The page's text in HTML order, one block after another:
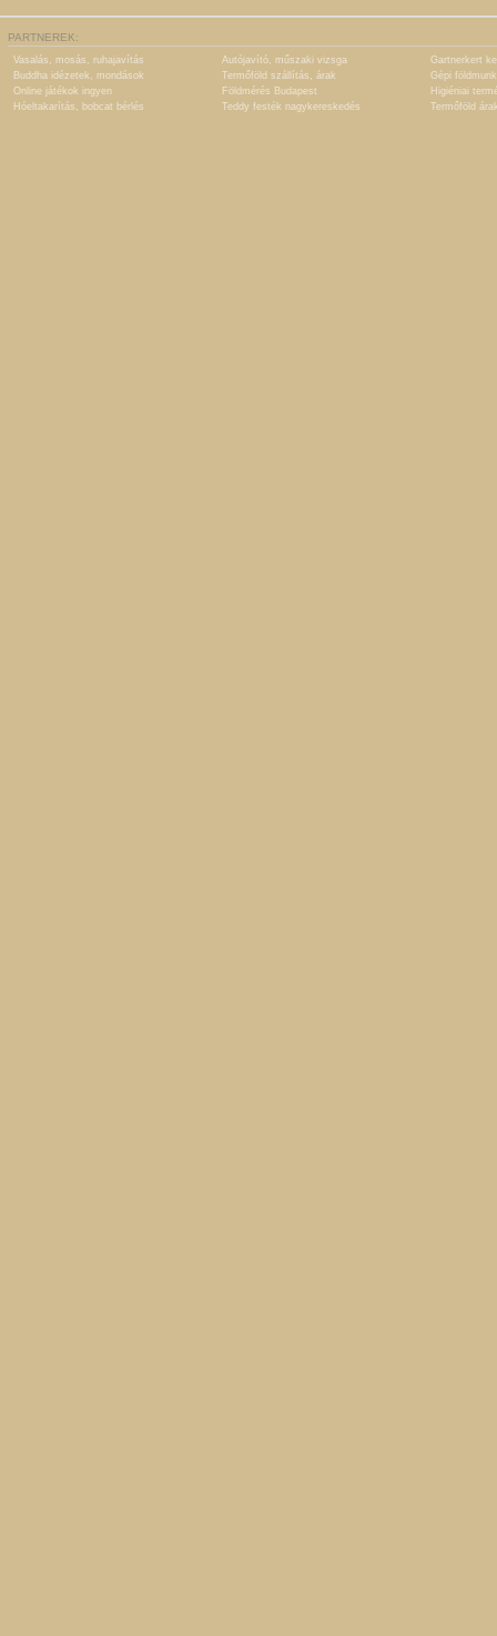
PARTNEREK:
Vasalás, mosás, ruhajavítás Autójavító, műszaki vizsga
Gartnerkert
Buddha idézetek, mondások
Termőföld szállítás, árak
Gépi
Online játékok ingyen
Földmérés Budapest
Higiéniai
Hóeltakarítás, bobcat bérlés
Teddy festék nagykereskedés Termőföld